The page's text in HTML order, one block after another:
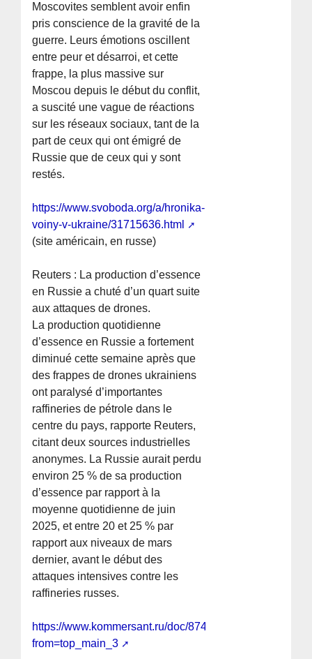
Moscovites semblent avoir enfin
pris conscience de la gravité de la
guerre. Leurs émotions oscillent
entre peur et désarroi, et cette
frappe, la plus massive sur
Moscou depuis le début du conflit,
a suscité une vague de réactions
sur les réseaux sociaux, tant de la
part de ceux qui ont émigré de
Russie que de ceux qui y sont
restés.
https://www.svoboda.org/a/hronika-
voiny-v-ukraine/31715636.html
(site américain, en russe)
Reuters : La production d’essence
en Russie a chuté d’un quart suite
aux attaques de drones.
La production quotidienne
d’essence en Russie a fortement
diminué cette semaine après que
des frappes de drones ukrainiens
ont paralysé d’importantes
raffineries de pétrole dans le
centre du pays, rapporte Reuters,
citant deux sources industrielles
anonymes. La Russie aurait perdu
environ 25 % de sa production
d’essence par rapport à la
moyenne quotidienne de juin
2025, et entre 20 et 25 % par
rapport aux niveaux de mars
dernier, avant le début des
attaques intensives contre les
raffineries russes.
https://www.kommersant.ru/doc/8741648?
from=top_main_3